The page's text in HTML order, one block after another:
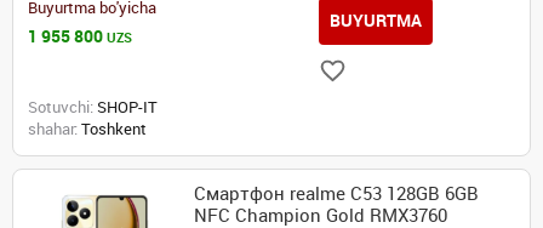
Buyurtma bo'yicha
1 955 800 UZS
BUYURTMA
Sotuvchi: SHOP-IT
shahar: Toshkent
Смартфон realme C53 128GB 6GB
NFC Champion Gold RMX3760